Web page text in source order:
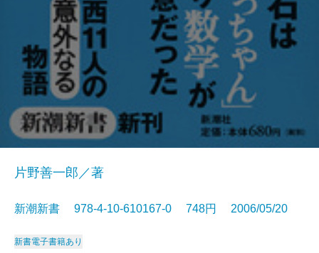
片野善一郎／著
新潮新書 978-4-10-610167-0 748円 2006/05/20
新書電子書籍あり